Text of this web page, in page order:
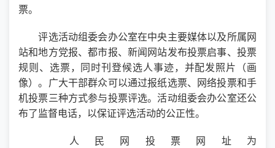
票。
评选活动组委会办公室在中央主要媒体以及所属网
站和地方党报、都市报、新闻网站发布投票启事、投票
规则、选票，同时刊登候选人事迹，并配发照片（画
像）。广大干部群众可以通过报纸选票、网络投票和手
机投票三种方式参与投票评选。活动组委会办公室还公
布了监督电话，以保证评选活动的公正性。
人民网投票网址为